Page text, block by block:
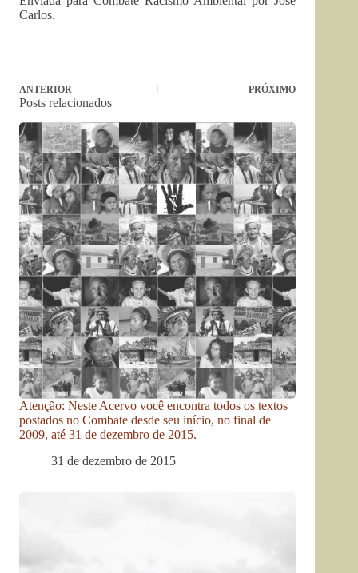
Carlos.
ANTERIOR PRÓXIMO
Posts relacionados
Atenção: Neste Acervo você encontra todos os textos
postados no Combate desde seu início, no final de
2009, até 31 de dezembro de 2015.
31 de dezembro de 2015